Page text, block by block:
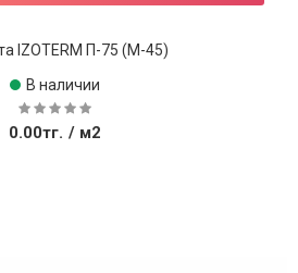
IZOTERM П-75 (М-45)
В наличии
0.00тг. / м2